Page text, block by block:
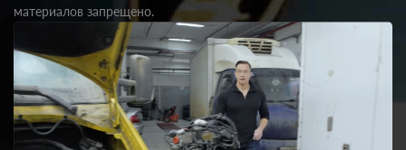
материалов запрещено.